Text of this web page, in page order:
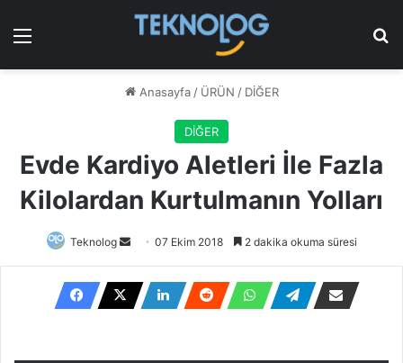
Menü
Anasayfa / ÜRÜN / DİĞER
DİĞER
Evde Kardiyo Aletleri İle Fazla
Kilolardan Kurtulmanın Yolları
Teknolog
Bir
e-
posta
göndermek
07 Ekim 2018 2 dakika okuma süresi